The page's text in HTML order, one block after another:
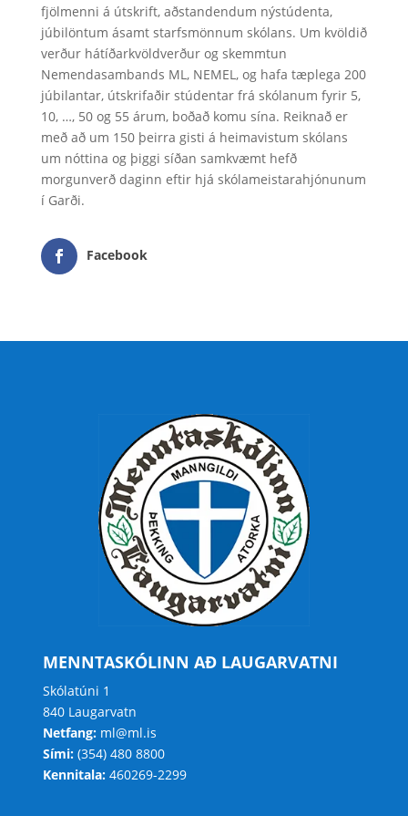
fjölmenni á útskrift, aðstandendum nýstúdenta,
júbilöntum ásamt starfsmönnum skólans. Um kvöldið
verður hátíðarkvöldverður og skemmtun
Nemendasambands ML, NEMEL, og hafa tæplega 200
júbilantar, útskrifaðir stúdentar frá skólanum fyrir 5,
10, …, 50 og 55 árum, boðað komu sína. Reiknað er
með að um 150 þeirra gisti á heimavistum skólans
um nóttina og þiggi síðan samkvæmt hefð
morgunverð daginn eftir hjá skólameistarahjónunum
í Garði.
Facebook
MENNTASKÓLINN AÐ LAUGARVATNI
Skólatúni 1
840 Laugarvatn
Netfang:ml@ml.is
Sími:(354) 480 8800
Kennitala:460269-2299